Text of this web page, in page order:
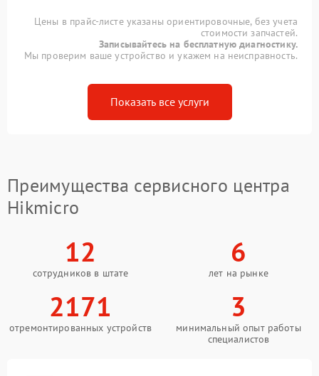
Цены в прайс-листе указаны ориентировочные, без учета
стоимости запчастей.
Записывайтесь на бесплатную диагностику.
Мы проверим ваше устройство и укажем на неисправность.
Показать все услуги
Преимущества сервисного центра
Hikmicro
12
сотрудников в штате
6
лет на рынке
2171
отремонтированных устройств
3
минимальный опыт работы
специалистов